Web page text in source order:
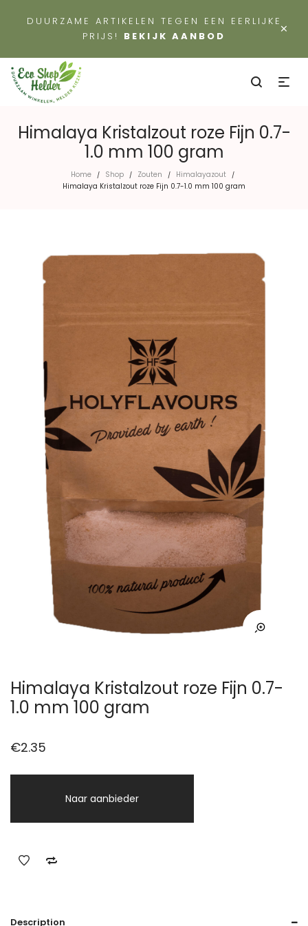
×
DUURZAME ARTIKELEN TEGEN EEN EERLIJKE
PRIJS! BEKIJK AANBOD
Himalaya Kristalzout roze Fijn 0.7-
1.0 mm 100 gram
Home / Shop / Zouten / Himalayazout /
Himalaya Kristalzout roze Fijn 0.7-1.0 mm 100 gram
Himalaya Kristalzout roze Fijn 0.7-
1.0 mm 100 gram
€2.35
Naar aanbieder
Description